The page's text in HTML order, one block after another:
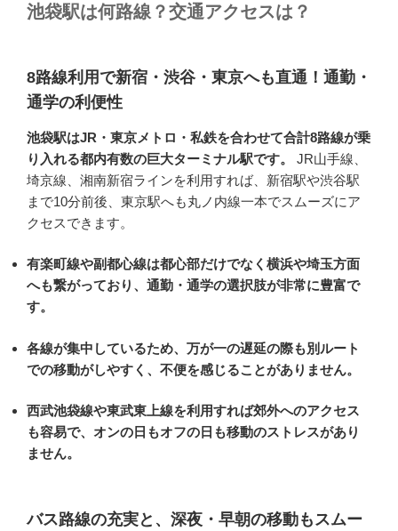
池袋駅は何路線？交通アクセスは？
8路線利用で新宿・渋谷・東京へも直通！通勤・
通学の利便性
池袋駅はJR・東京メトロ・私鉄を合わせて合計8路線が乗
り入れる都内有数の巨大ターミナル駅です。
JR山手線、
埼京線、湘南新宿ラインを利用すれば、新宿駅や渋谷駅
まで10分前後、東京駅へも丸ノ内線一本でスムーズにア
クセスできます。
有楽町線や副都心線は都心部だけでなく横浜や埼玉方面
へも繋がっており、通勤・通学の選択肢が非常に豊富で
す。
各線が集中しているため、万が一の遅延の際も別ルート
での移動がしやすく、不便を感じることがありません。
西武池袋線や東武東上線を利用すれば郊外へのアクセス
も容易で、オンの日もオフの日も移動のストレスがあり
ません。
バス路線の充実と、深夜・早朝の移動もスムー